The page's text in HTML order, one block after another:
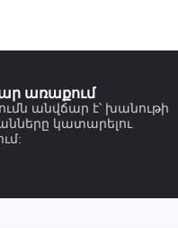
առաքում
անվճար է՝ խանութի
կատարելու